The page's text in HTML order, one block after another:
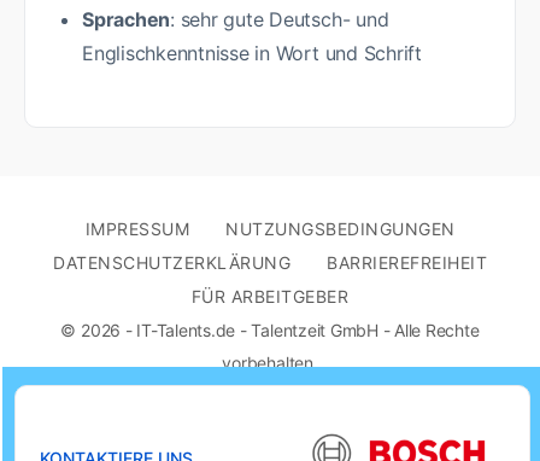
Sprachen: sehr gute Deutsch- und
Englischkenntnisse in Wort und Schrift
IMPRESSUM
NUTZUNGSBEDINGUNGEN
DATENSCHUTZERKLÄRUNG
BARRIEREFREIHEIT
FÜR ARBEITGEBER
© 2026 - IT-Talents.de - Talentzeit GmbH - Alle Rechte
vorbehalten.